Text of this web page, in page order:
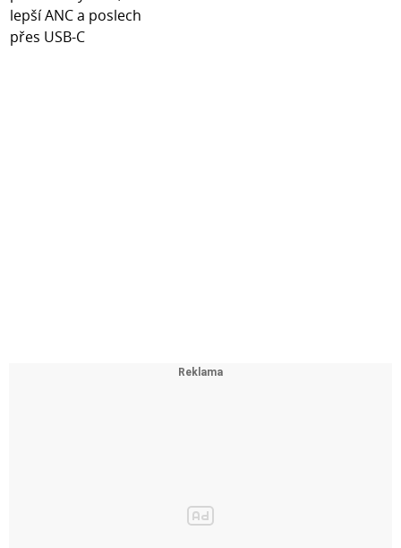
- Tloušťka - 0,16 mm
- Záruka - 12 měsíců